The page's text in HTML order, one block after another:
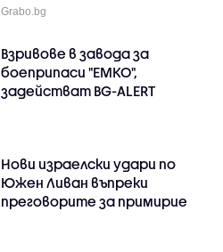
Grabo.bg
Взривове в завода за
боеприпаси "ЕМКО",
задействат BG-ALERT
Нови израелски удари по
Южен Ливан въпреки
преговорите за примирие